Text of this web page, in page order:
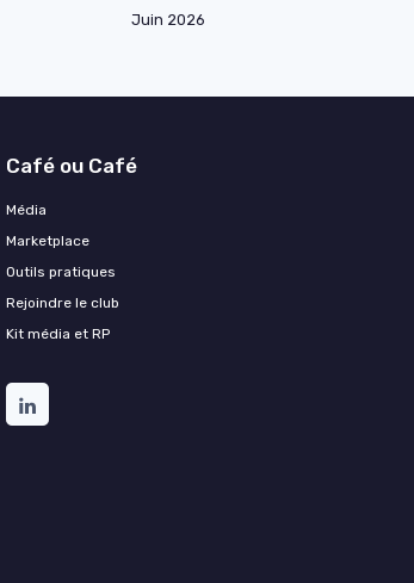
Juin 2026
Café ou Café
Média
Marketplace
Outils pratiques
Rejoindre le club
Kit média et RP